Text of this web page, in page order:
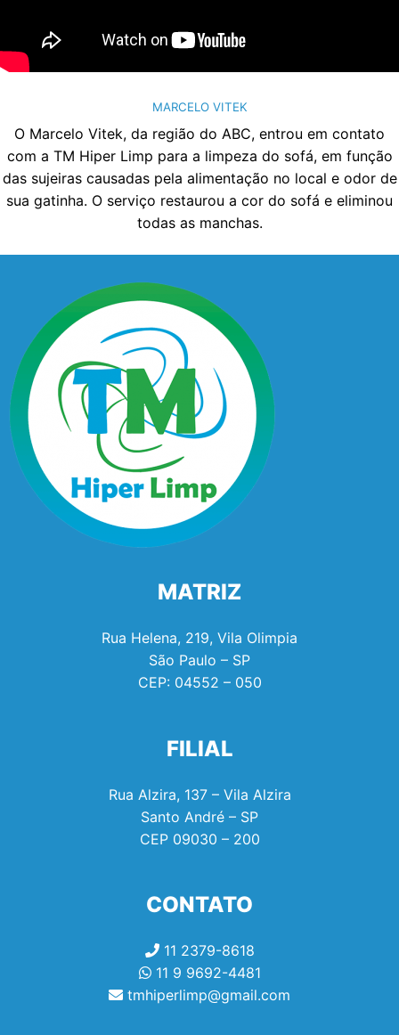
MARCELO VITEK
O Marcelo Vitek, da região do ABC, entrou em contato
com a TM Hiper Limp para a limpeza do sofá, em função
das sujeiras causadas pela alimentação no local e odor de
sua gatinha. O serviço restaurou a cor do sofá e eliminou
todas as manchas.
MATRIZ
Rua Helena, 219, Vila Olimpia
São Paulo – SP
CEP: 04552 – 050
FILIAL
Rua Alzira, 137 – Vila Alzira
Santo André – SP
CEP 09030 – 200
CONTATO
11 2379-8618
11 9 9692-4481
tmhiperlimp@gmail.com